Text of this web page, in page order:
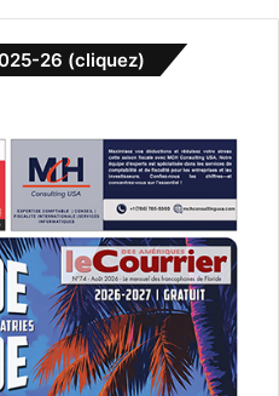
Salon Desjardins Bank
26 (cliquez)